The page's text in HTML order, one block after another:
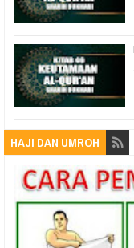
HAJI DAN UMROH